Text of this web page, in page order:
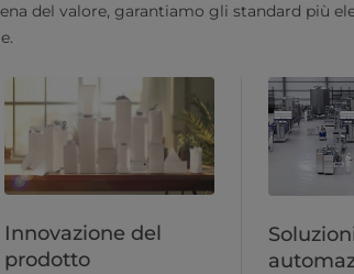
del valore, garantiamo gli standard più
Innovazione del
prodotto